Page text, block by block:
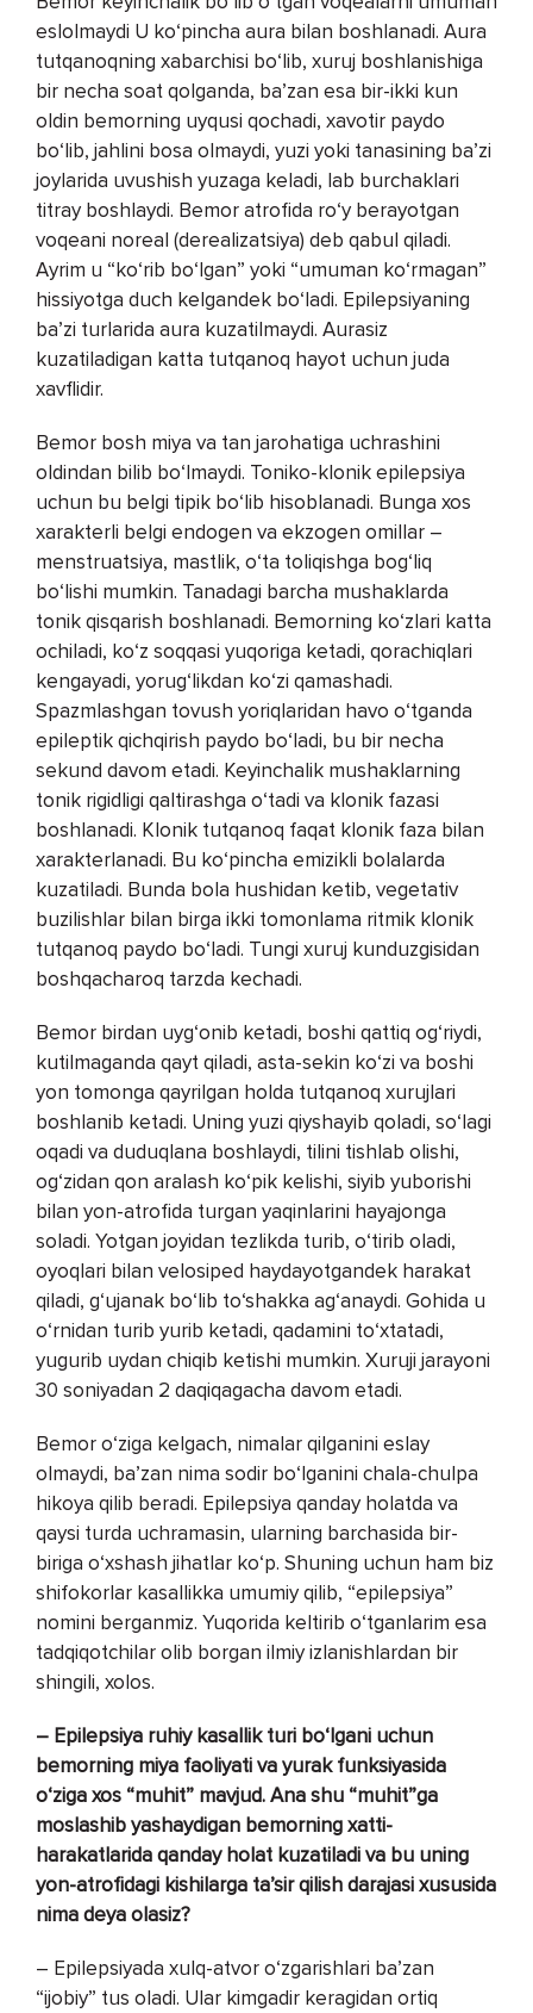
eslolmaydi U ko‘pincha aura bilan boshlanadi. Aura
tutqanoqning xabarchisi bo‘lib, xuruj boshlanishiga
bir necha soat qolganda, ba’zan esa bir-ikki kun
oldin bemorning uyqusi qochadi, xavotir paydo
bo‘lib, jahlini bosa olmaydi, yuzi yoki tanasining ba’zi
joylarida uvushish yuzaga keladi, lab burchaklari
titray boshlaydi. Bemor atrofida ro‘y berayotgan
voqeani noreal (derealizatsiya) deb qabul qiladi.
Ayrim u “ko‘rib bo‘lgan” yoki “umuman ko‘rmagan”
hissiyotga duch kelgandek bo‘ladi. Epilepsiyaning
ba’zi turlarida aura kuzatilmaydi. Aurasiz
kuzatiladigan katta tutqanoq hayot uchun juda
xavflidir.
Bemor bosh miya va tan jarohatiga uchrashini
oldindan bilib bo‘lmaydi. Toniko-klonik epilepsiya
uchun bu belgi tipik bo‘lib hisoblanadi. Bunga xos
xarakterli belgi endogen va ekzogen omillar –
menstruatsiya, mastlik, o‘ta toliqishga bog‘liq
bo‘lishi mumkin. Tanadagi barcha mushaklarda
tonik qisqarish boshlanadi. Bemorning ko‘zlari katta
ochiladi, ko‘z soqqasi yuqoriga ketadi, qorachiqlari
kengayadi, yorug‘likdan ko‘zi qamashadi.
Spazmlashgan tovush yoriqlaridan havo o‘tganda
epileptik qichqirish paydo bo‘ladi, bu bir necha
sekund davom etadi. Keyinchalik mushaklarning
tonik rigidligi qaltirashga o‘tadi va klonik fazasi
boshlanadi. Klonik tutqanoq faqat klonik faza bilan
xarakterlanadi. Bu ko‘pincha emizikli bolalarda
kuzatiladi. Bunda bola hushidan ketib, vegetativ
buzilishlar bilan birga ikki tomonlama ritmik klonik
tutqanoq paydo bo‘ladi. Tungi xuruj kunduzgisidan
boshqacharoq tarzda kechadi.
Bemor birdan uyg‘onib ketadi, boshi qattiq og‘riydi,
kutilmaganda qayt qiladi, asta-sekin ko‘zi va boshi
yon tomonga qayrilgan holda tutqanoq xurujlari
boshlanib ketadi. Uning yuzi qiyshayib qoladi, so‘lagi
oqadi va duduqlana boshlaydi, tilini tishlab olishi,
og‘zidan qon aralash ko‘pik kelishi, siyib yuborishi
bilan yon-atrofida turgan yaqinlarini hayajonga
soladi. Yotgan joyidan tezlikda turib, o‘tirib oladi,
oyoqlari bilan velosiped haydayotgandek harakat
qiladi, g‘ujanak bo‘lib to‘shakka ag‘anaydi. Gohida u
o‘rnidan turib yurib ketadi, qadamini to‘xtatadi,
yugurib uydan chiqib ketishi mumkin. Xuruji jarayoni
30 soniyadan 2 daqiqagacha davom etadi.
Bemor o‘ziga kelgach, nimalar qilganini eslay
olmaydi, ba’zan nima sodir bo‘lganini chala-chulpa
hikoya qilib beradi. Epilepsiya qanday holatda va
qaysi turda uchramasin, ularning barchasida bir-
biriga o‘xshash jihatlar ko‘p. Shuning uchun ham biz
shifokorlar kasallikka umumiy qilib, “epilepsiya”
nomini berganmiz. Yuqorida keltirib o‘tganlarim esa
tadqiqotchilar olib borgan ilmiy izlanishlardan bir
shingili, xolos.
– Epilepsiya ruhiy kasallik turi bo‘lgani uchun
bemorning miya faoliyati va yurak funksiyasida
o‘ziga xos “muhit” mavjud. Ana shu “muhit”ga
moslashib yashaydigan bemorning xatti-
harakatlarida qanday holat kuzatiladi va bu uning
yon-atrofidagi kishilarga ta’sir qilish darajasi xususida
nima deya olasiz?
– Epilepsiyada xulq-atvor o‘zgarishlari ba’zan
“ijobiy” tus oladi. Ular kimgadir keragidan ortiq